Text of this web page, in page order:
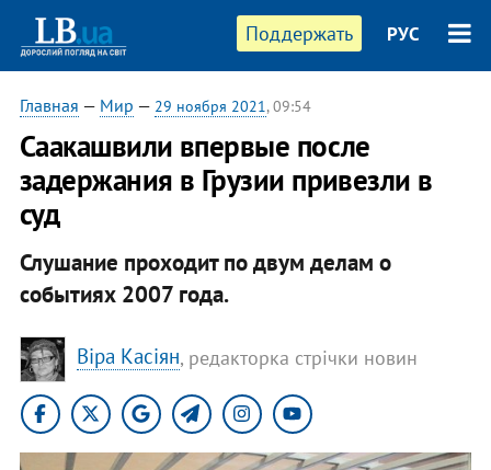
Поддержать РУС
Главная — Мир — 29 ноября 2021, 09:54
Саакашвили впервые после
задержания в Грузии привезли в
суд
Слушание проходит по двум делам о
событиях 2007 года.
Віра Касіян, редакторка стрічки новин